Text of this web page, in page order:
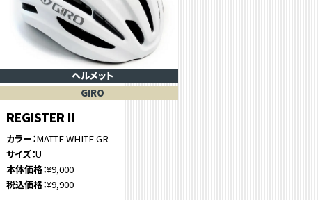
ヘルメット
GIRO
REGISTER II
カラー MATTE WHITE GR
サイズ U
本体価格 ¥9,000
税込価格 ¥9,900